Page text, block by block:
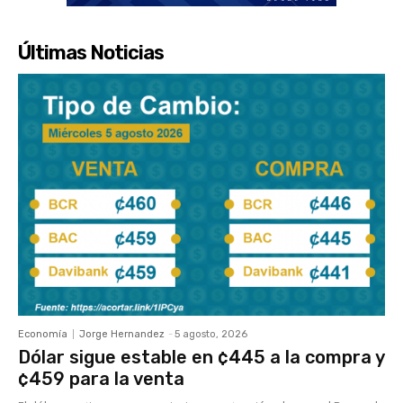
Últimas Noticias
Economía Jorge Hernandez - 5 agosto, 2026
Dólar sigue estable en ¢445 a la compra y
¢459 para la venta